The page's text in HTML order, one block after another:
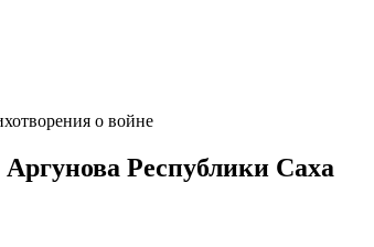
о войне
Республики Саха